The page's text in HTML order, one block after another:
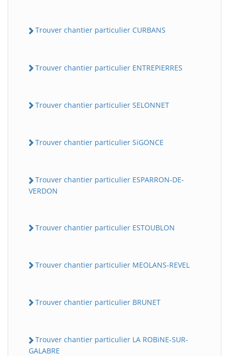
Trouver chantier particulier CURBANS
Trouver chantier particulier ENTREPiERRES
Trouver chantier particulier SELONNET
Trouver chantier particulier SiGONCE
Trouver chantier particulier ESPARRON-DE-
VERDON
Trouver chantier particulier ESTOUBLON
Trouver chantier particulier MEOLANS-REVEL
Trouver chantier particulier BRUNET
Trouver chantier particulier LA ROBiNE-SUR-
GALABRE